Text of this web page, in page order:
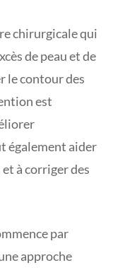
chirurgicale qui
de peau et de
le contour des
est
également aider
à corriger des
par
approche